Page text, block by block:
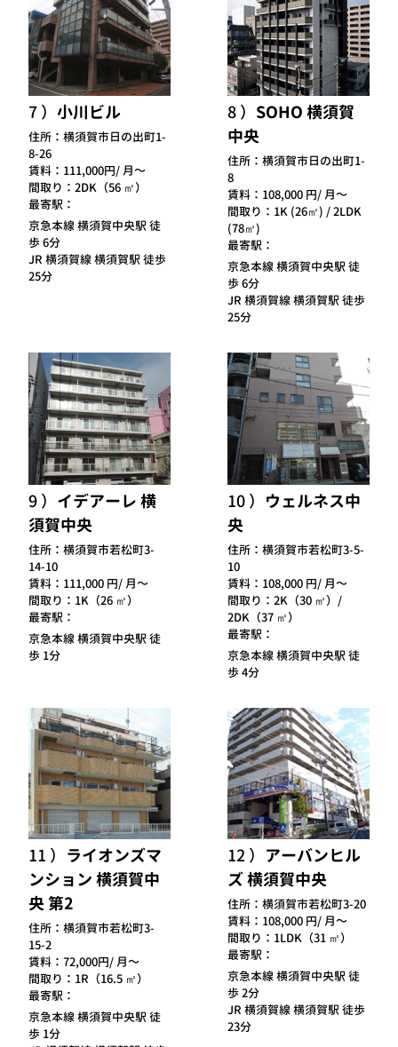
7 小川ビル
住所： 横須賀市日の出町1-
8-26
賃料： 111,000円/ 月～
間取り： 2DK（56 ㎡）
最寄駅：
京急本線 横須賀中央駅 徒
歩 6分
JR 横須賀線 横須賀駅 徒歩
25分
8
SOHO 横須賀
中央
住所： 横須賀市日の出町1-
8
賃料： 108,000 円/ 月～
間取り： 1K (26㎡) / 2LDK
(78㎡)
最寄駅：
京急本線 横須賀中央駅 徒
歩 6分
JR 横須賀線 横須賀駅 徒歩
25分
9
イデアーレ 横
須賀中央
住所： 横須賀市若松町3-
14-10
賃料： 111,000 円/ 月～
間取り： 1K（26 ㎡）
最寄駅：
京急本線 横須賀中央駅 徒
歩 1分
10
ウェルネス中
央
住所： 横須賀市若松町3-5-
10
賃料： 108,000 円/ 月～
間取り： 2K（30 ㎡）/
2DK（37 ㎡）
最寄駅：
京急本線 横須賀中央駅 徒
歩 4分
11
ライオンズマ
ンション 横須賀中
央 第2
住所： 横須賀市若松町3-
15-2
賃料： 72,000円/ 月～
間取り： 1R（16.5 ㎡）
最寄駅：
京急本線 横須賀中央駅 徒
歩 1分
12
アーバンヒル
ズ 横須賀中央
住所： 横須賀市若松町3-20
賃料： 108,000 円/ 月～
間取り： 1LDK（31 ㎡）
最寄駅：
京急本線 横須賀中央駅 徒
歩 2分
JR 横須賀線 横須賀駅 徒歩
23分